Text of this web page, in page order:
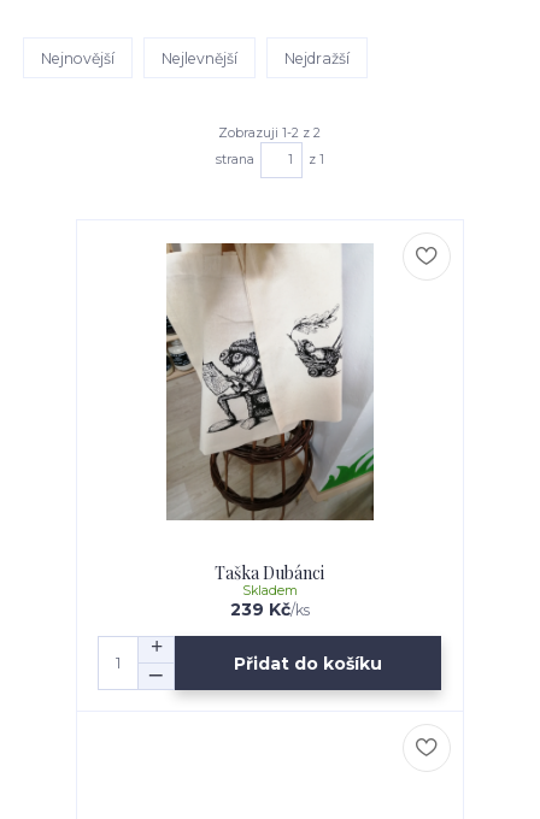
Nejnovější Nejlevnější Nejdražší
Zobrazuji 1-2 z 2
strana
z 1
Taška Dubánci
239 Kč/ks
Skladem
Přidat do košíku